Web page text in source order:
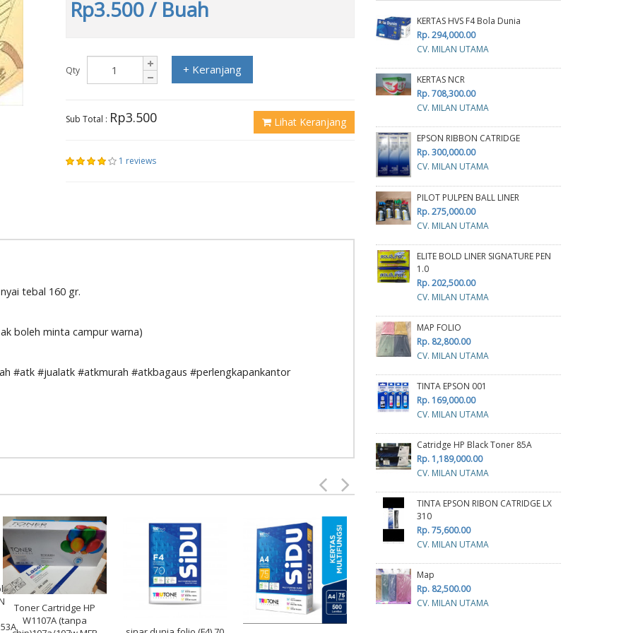
Rp3.500/ Buah
Qty + Keranjang
Sub Total : Rp3.500 Lihat Keranjang
1 reviews
tebal 160 gr.
boleh minta campur warna)
#atk #jualatk #atkmurah #atkbagaus #perlengkapankantor
Toner Cartridge HP
W1107A (tanpa
KERTAS HVS F4 Bola Dunia
Rp. 294,000.00
CV. MILAN UTAMA
KERTAS NCR
Rp. 708,300.00
CV. MILAN UTAMA
EPSON RIBBON CATRIDGE
Rp. 300,000.00
CV. MILAN UTAMA
PILOT PULPEN BALL LINER
Rp. 275,000.00
CV. MILAN UTAMA
ELITE BOLD LINER SIGNATURE PEN
1.0
Rp. 202,500.00
CV. MILAN UTAMA
MAP FOLIO
Rp. 82,800.00
CV. MILAN UTAMA
TINTA EPSON 001
Rp. 169,000.00
CV. MILAN UTAMA
Catridge HP Black Toner 85A
Rp. 1,189,000.00
CV. MILAN UTAMA
TINTA EPSON RIBON CATRIDGE LX
310
Rp. 75,600.00
CV. MILAN UTAMA
Map
Rp. 82,500.00
CV. MILAN UTAMA